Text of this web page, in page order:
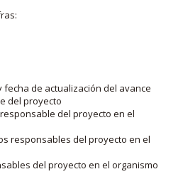
fecha de actualización del avance
del proyecto
del proyecto en el
responsables del proyecto en el
del proyecto en el organismo